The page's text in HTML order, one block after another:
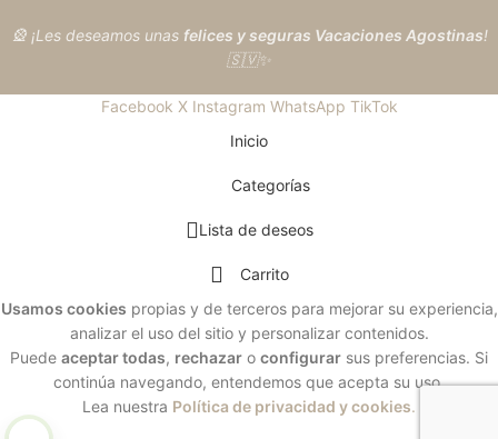
🎡 ¡Les deseamos unas felices y seguras Vacaciones Agostinas!
🇸🇻✨
Facebook X Instagram WhatsApp TikTok
Inicio
Categorías
Lista de deseos
Carrito
Usamos cookies propias y de terceros para mejorar su experiencia,
analizar el uso del sitio y personalizar contenidos.
Puede aceptar todas, rechazar o configurar sus preferencias. Si
continúa navegando, entendemos que acepta su uso.
Lea nuestra Política de privacidad y cookies.